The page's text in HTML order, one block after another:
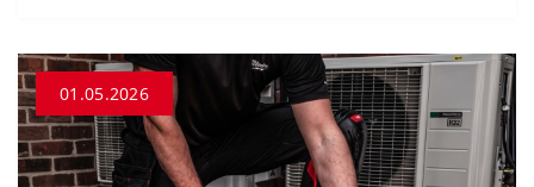
01.05.2026